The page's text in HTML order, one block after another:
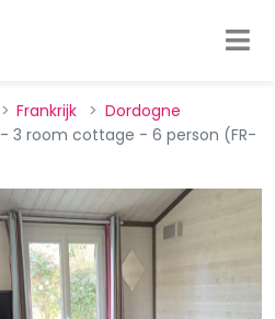
Frankrijk
Dordogne
3 room cottage - 6 person (FR-